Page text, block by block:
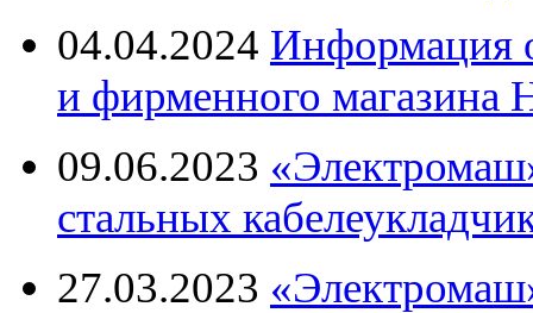
04.04.2024 Информация
и фирменного
09.06.2023
стальных
27.03.2023